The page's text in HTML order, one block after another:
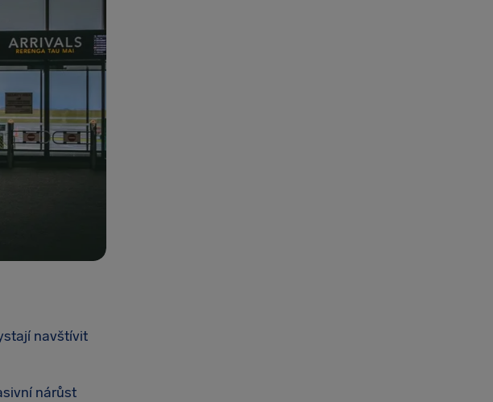
navštívit
nárůst